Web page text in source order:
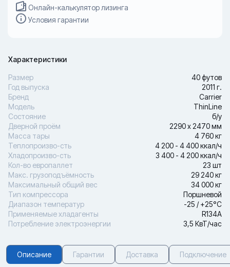
Онлайн-калькулятор лизинга
Условия гарантии
Характеристики
Размер
40 футов
Год выпуска
2011 г.
Бренд
Carrier
Модель
ThinLine
Состояние
б/у
Дверной проём
2290 х 2470 мм
Масса тары
4 760 кг
Теплопроизво-сть
4 200 - 4 400 ккал/ч
Хладопроизво-сть
3 400 - 4 200 ккал/ч
Кол-во европаллет
23 шт
Макс. грузоподъёмность
29 240 кг
Максимальный общий вес
34 000 кг
Тип компрессора
Поршневой
Диапазон температур
-25 / +25°С
Применяемые хладагенты
R134A
Потребление электроэнергии
3,5 КвТ/час
Описание Гарантии Доставка Подключение